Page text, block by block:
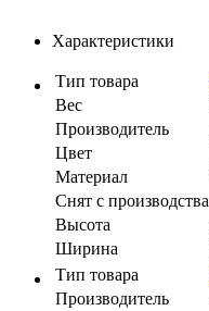
Характеристики
Тип товара
Вес
Производитель
Цвет
Материал
Cнят с производства
Высота
Ширина
Тип товара
Производитель